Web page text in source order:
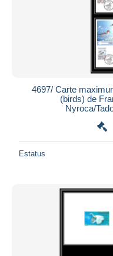
4697/ Carte
(birds) de
Nyroca/
Estatus